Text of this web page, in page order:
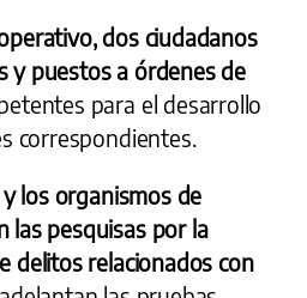
dos ciudadanos
y puestos a órdenes de
para el desarrollo
correspondientes.
los organismos de
las pesquisas por la
delitos relacionados con